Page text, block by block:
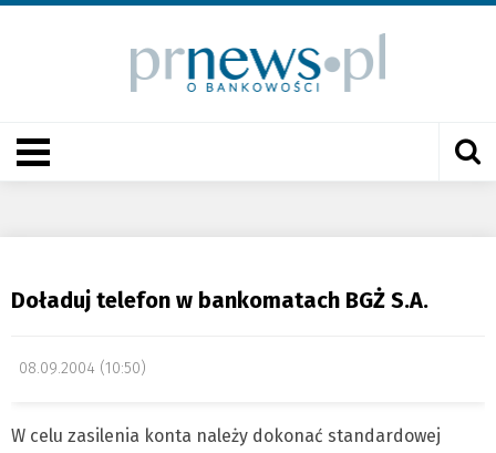
Doładuj telefon w bankomatach BGŻ S.A.
08.09.2004 (10:50)
W celu zasilenia konta należy dokonać standardowej